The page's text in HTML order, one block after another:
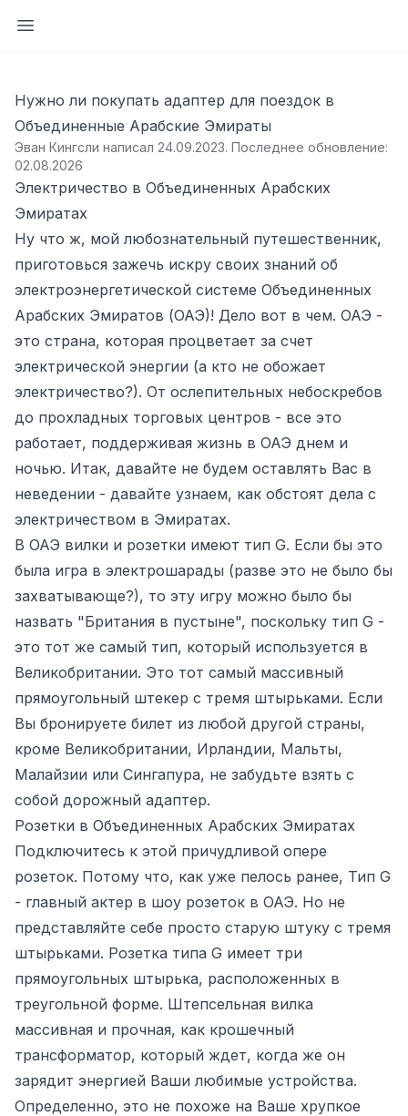
Открыть боковую панель
Нужно ли покупать адаптер для поездок в
Объединенные Арабские Эмираты
Эван Кингсли написал 24.09.2023. Последнее обновление:
02.08.2026
Электричество в Объединенных Арабских
Эмиратах
Ну что ж, мой любознательный путешественник,
приготовься зажечь искру своих знаний об
электроэнергетической системе Объединенных
Арабских Эмиратов (ОАЭ)! Дело вот в чем. ОАЭ -
это страна, которая процветает за счет
электрической энергии (а кто не обожает
электричество?). От ослепительных небоскребов
до прохладных торговых центров - все это
работает, поддерживая жизнь в ОАЭ днем и
ночью. Итак, давайте не будем оставлять Вас в
неведении - давайте узнаем, как обстоят дела с
электричеством в Эмиратах.
В ОАЭ вилки и розетки имеют тип G. Если бы это
была игра в электрошарады (разве это не было бы
захватывающе?), то эту игру можно было бы
назвать "Британия в пустыне", поскольку тип G -
это тот же самый тип, который используется в
Великобритании. Это тот самый массивный
прямоугольный штекер с тремя штырьками. Если
Вы бронируете билет из любой другой страны,
кроме Великобритании, Ирландии, Мальты,
Малайзии или Сингапура, не забудьте взять с
собой дорожный адаптер.
Розетки в Объединенных Арабских Эмиратах
Подключитесь к этой причудливой опере
розеток. Потому что, как уже пелось ранее, Тип G
- главный актер в шоу розеток в ОАЭ. Но не
представляйте себе просто старую штуку с тремя
штырьками. Розетка типа G имеет три
прямоугольных штырька, расположенных в
треугольной форме. Штепсельная вилка
массивная и прочная, как крошечный
трансформатор, который ждет, когда же он
зарядит энергией Ваши любимые устройства.
Определенно, это не похоже на Ваше хрупкое